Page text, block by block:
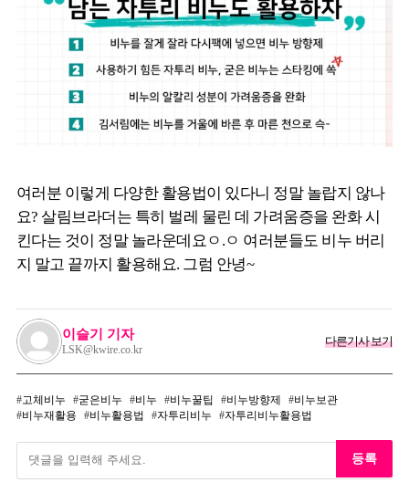
여러분 이렇게 다양한 활용법이 있다니 정말 놀랍지 않나
요? 살림브라더는 특히 벌레 물린 데 가려움증을 완화 시
킨다는 것이 정말 놀라운데요ㅇ.ㅇ 여러분들도 비누 버리
지 말고 끝까지 활용해요. 그럼 안녕~
이슬기 기자
LSK@kwire.co.kr
다른기사 보기
고체비누 굳은비누 비누 비누꿀팁 비누방향제
비누보관
비누재활용
비누활용법 자투리비누 자투리비누활용법
등록